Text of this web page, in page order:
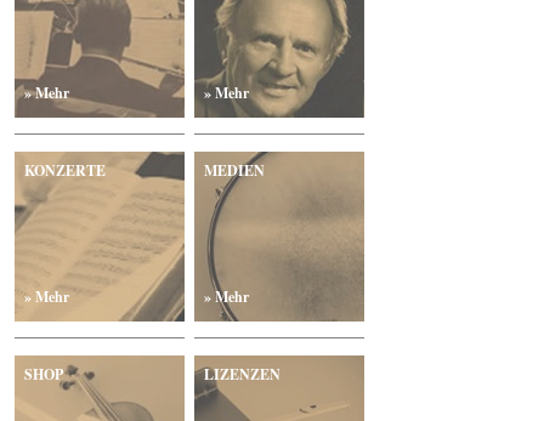
» Mehr » Mehr
KONZERTE
» Mehr
MEDIEN
» Mehr
SHOP LIZENZEN